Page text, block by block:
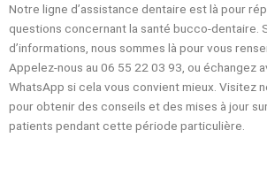
Notre ligne d’assistance dentaire est là pour
questions concernant la santé bucco-dentaire.
d’informations, nous sommes là pour vous
Appelez-nous au 06 55 22 03 93, ou échangez
WhatsApp si cela vous convient mieux. Visitez
pour obtenir des conseils et des mises à jour
patients pendant cette période particulière.